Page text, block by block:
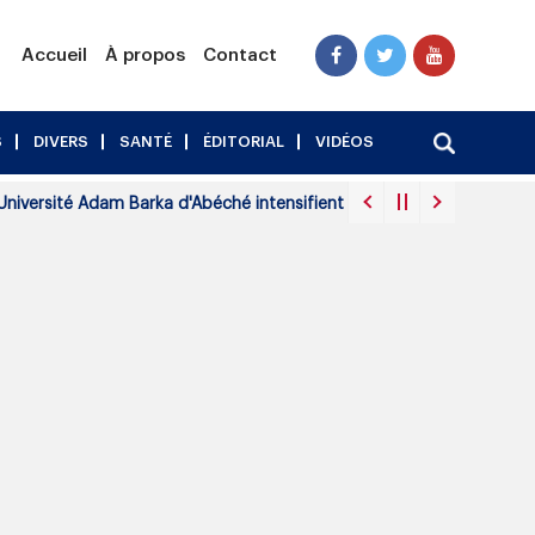
Accueil À propos Contact
DIVERS SANTÉ ÉDITORIAL VIDÉOS
Adam Barka d'Abéché intensifient leur mobilisation face à